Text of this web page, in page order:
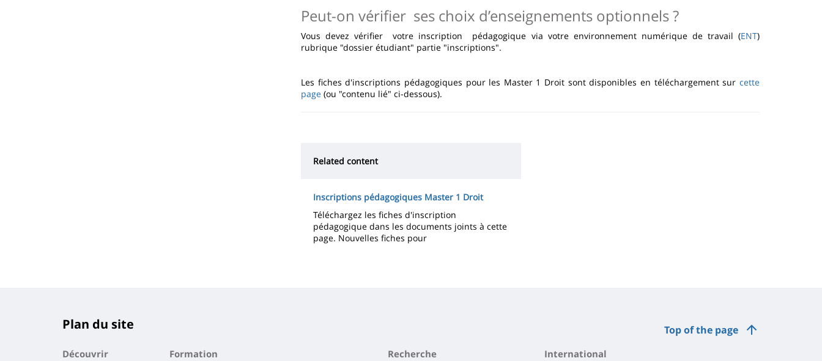
Peut-on vérifier ses choix d’enseignements optionnels ?
Vous devez vérifier votre inscription pédagogique via votre environnement numérique de travail (ENT)
rubrique "dossier étudiant" partie "inscriptions".
Les fiches d'inscriptions pédagogiques pour les Master 1 Droit sont disponibles en téléchargement sur cette
page (ou "contenu lié" ci-dessous).
Related content
Inscriptions pédagogiques Master 1 Droit
Téléchargez les fiches d'inscription
pédagogique dans les documents joints à cette
page. Nouvelles fiches pour
Top of the page
Plan du site
Découvrir Formation Recherche International